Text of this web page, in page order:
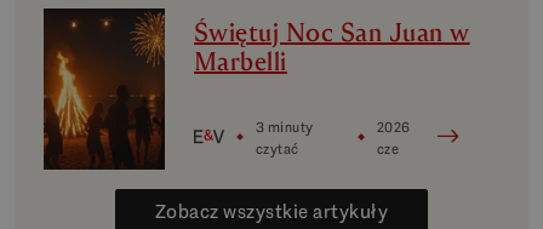
Marbelli
Świętuj Noc San Juan w
Marbelli
3 minuty
czytać
2026
cze
Zobacz wszystkie artykuły